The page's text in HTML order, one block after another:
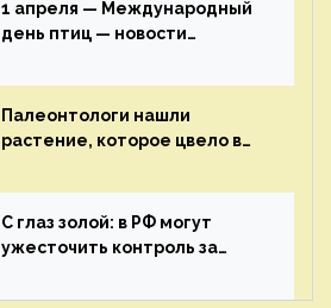
1 апреля — Международный
день птиц — новости
Палеонтологи нашли
растение, которое цвело в
экологии на ECOportal
С глаз золой: в РФ могут
ужесточить контроль за
— новости экологии на